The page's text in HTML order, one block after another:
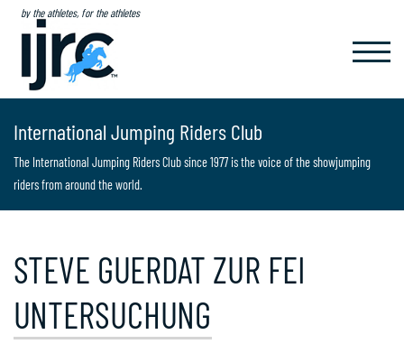
by the athletes, for the athletes
International Jumping Riders Club
The International Jumping Riders Club since 1977 is the voice of the showjumping
riders from around the world.
STEVE GUERDAT ZUR FEI
UNTERSUCHUNG